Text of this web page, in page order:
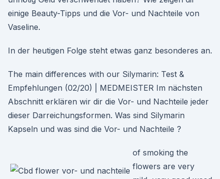
einige Beauty-Tipps und die Vor- und Nachteile von
Vaseline.
In der heutigen Folge steht etwas ganz besonderes an.
The main differences with our Silymarin: Test &
Empfehlungen (02/20) | MEDMEISTER Im nächsten
Abschnitt erklären wir dir die Vor- und Nachteile jeder
dieser Darreichungsformen. Was sind Silymarin
Kapseln und was sind die Vor- und Nachteile ?
of smoking the
flowers are very